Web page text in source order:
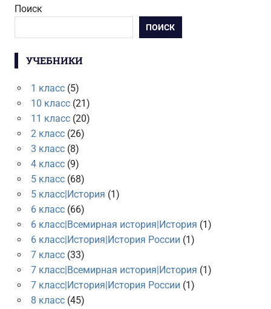
Поиск
ПОИСК
УЧЕБНИКИ
1 класс(5)
10 класс(21)
11 класс(20)
2 класс(26)
3 класс(8)
4 класс(9)
5 класс(68)
5 класс|История (1)
6 класс(66)
6 класс|Всемирная история|История (1)
6 класс|История|История России (1)
7 класс(33)
7 класс|Всемирная история|История (1)
7 класс|История|История России (1)
8 класс(45)